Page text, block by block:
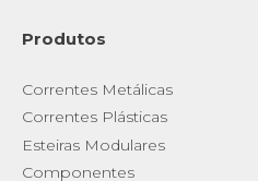
Produtos
Correntes Metálicas
Correntes Plásticas
Esteiras Modulares
Componentes